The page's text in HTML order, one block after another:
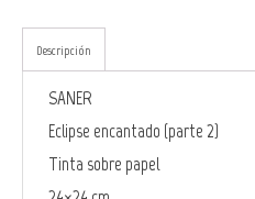
Descripción
SANER
Eclipse encantado (parte 2)
Tinta sobre papel